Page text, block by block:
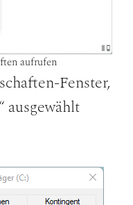
aufrufen
Fenster,
ausgewählt